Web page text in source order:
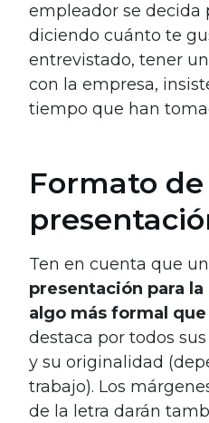
empleador se decida
diciendo cuánto te
entrevistado, tener
con la empresa,
tiempo que han
Formato
Ten en cuenta que
presentación para
algo más formal
destaca por todos
y su originalidad
trabajo). Los
de la letra darán